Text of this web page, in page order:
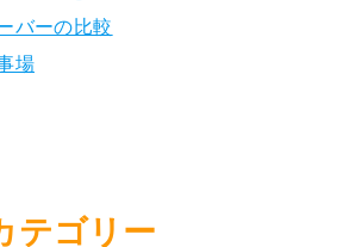
バーの比較
場
テゴリー